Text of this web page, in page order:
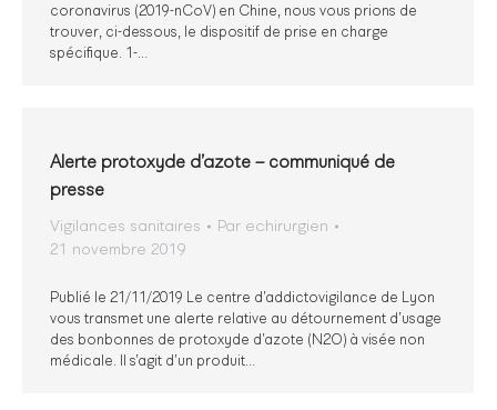
coronavirus (2019-nCoV) en Chine, nous vous prions de
trouver, ci-dessous, le dispositif de prise en charge
spécifique. 1-…
Alerte protoxyde d’azote – communiqué de
presse
Vigilances sanitaires Par echirurgien
21 novembre 2019
Publié le 21/11/2019 Le centre d’addictovigilance de Lyon
vous transmet une alerte relative au détournement d’usage
des bonbonnes de protoxyde d’azote (N2O) à visée non
médicale. Il s’agit d’un produit…